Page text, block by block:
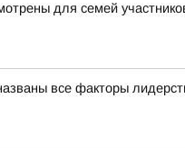
для семей
все факторы